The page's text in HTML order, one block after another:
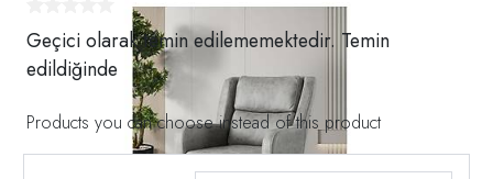
Geçici olarak temin edilememektedir. Temin
edildiğinde
Products you can choose instead of this product